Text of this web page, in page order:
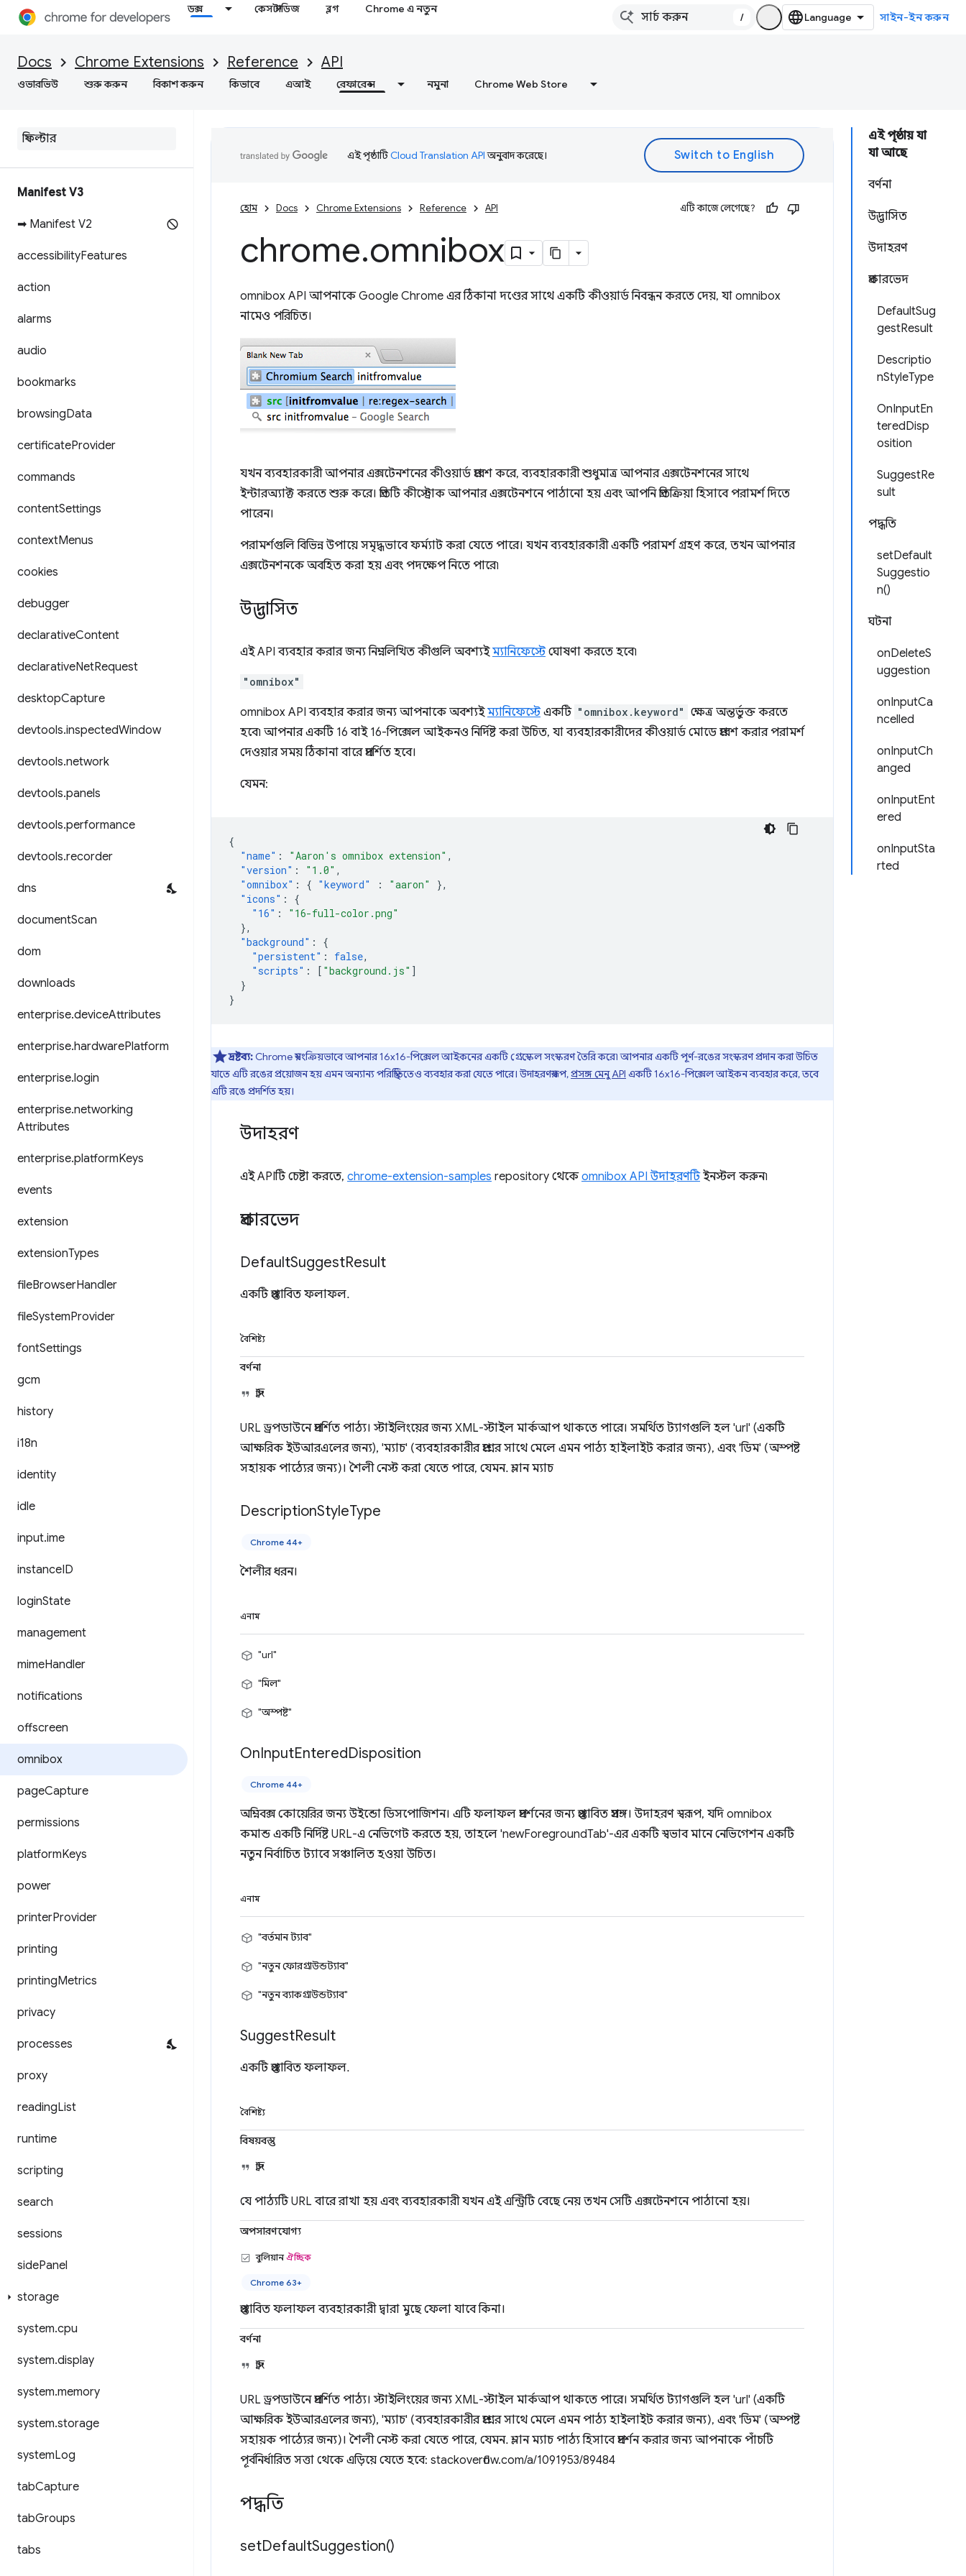
ডক্স কেস স্টাডিজ ব্লগ Chrome এ নতুন
/ সাইন-ইন করুন
Docs Chrome Extensions Reference API
ওভারভিউ শুরু করুন বিকাশ করুন কিভাবে এআই রেফারেন্স নমুনা Chrome Web Store
Manifest V3
➡ Manifest V2
accessibilityFeatures
action
alarms
audio
bookmarks
browsingData
certificateProvider
commands
contentSettings
contextMenus
cookies
debugger
declarativeContent
declarativeNetRequest
desktopCapture
devtools.inspectedWindow
devtools.network
devtools.panels
devtools.performance
devtools.recorder
dns
documentScan
dom
downloads
enterprise.deviceAttributes
enterprise.hardwarePlatform
enterprise.login
enterprise.networking
Attributes
enterprise.platformKeys
events
extension
extensionTypes
fileBrowserHandler
fileSystemProvider
fontSettings
gcm
history
i18n
identity
idle
input.ime
instanceID
loginState
management
mimeHandler
notifications
offscreen
omnibox
pageCapture
permissions
platformKeys
power
printerProvider
printing
printingMetrics
privacy
processes
proxy
readingList
runtime
scripting
search
sessions
sidePanel
storage
system.cpu
system.display
system.memory
system.storage
systemLog
tabCapture
tabGroups
tabs
এই পৃষ্ঠায় যা
যা আছে
বর্ণনা
উদ্ভাসিত
উদাহরণ
প্রকারভেদ
DefaultSug
gestResult
Descriptio
nStyleType
OnInputEn
teredDisp
osition
SuggestRe
sult
পদ্ধতি
setDefault
Suggestio
n()
ঘটনা
onDeleteS
uggestion
onInputCa
ncelled
onInputCh
anged
onInputEnt
ered
onInputSta
rted
এই পৃষ্ঠাটিCloud Translation APIঅনুবাদ করেছে।
হোম Docs Chrome Extensions Reference API এটি কাজে লেগেছে?
chrome.omnibox
omnibox API আপনাকে Google Chrome এর ঠিকানা দণ্ডের সাথে একটি কীওয়ার্ড নিবন্ধন করতে দেয়, যা omnibox
নামেও পরিচিত।
যখন ব্যবহারকারী আপনার এক্সটেনশনের কীওয়ার্ড প্রবেশ করে, ব্যবহারকারী শুধুমাত্র আপনার এক্সটেনশনের সাথে
ইন্টারঅ্যাক্ট করতে শুরু করে। প্রতিটি কীস্ট্রোক আপনার এক্সটেনশনে পাঠানো হয় এবং আপনি প্রতিক্রিয়া হিসাবে পরামর্শ দিতে
পারেন।
পরামর্শগুলি বিভিন্ন উপায়ে সমৃদ্ধভাবে ফর্ম্যাট করা যেতে পারে। যখন ব্যবহারকারী একটি পরামর্শ গ্রহণ করে, তখন আপনার
এক্সটেনশনকে অবহিত করা হয় এবং পদক্ষেপ নিতে পারে৷
উদ্ভাসিত
এই API ব্যবহার করার জন্য নিম্নলিখিত কীগুলি অবশ্যইম্যানিফেস্টেঘোষণা করতে হবে৷
"omnibox"
omnibox API ব্যবহার করার জন্য আপনাকে অবশ্যইম্যানিফেস্টেএকটি "omnibox.keyword" ক্ষেত্র অন্তর্ভুক্ত করতে
হবে৷ আপনার একটি 16 বাই 16-পিক্সেল আইকনও নির্দিষ্ট করা উচিত, যা ব্যবহারকারীদের কীওয়ার্ড মোডে প্রবেশ করার পরামর্শ
দেওয়ার সময় ঠিকানা বারে প্রদর্শিত হবে।
যেমন:
{
"name" : "Aaron's omnibox extension" ,
"version" : "1.0" ,
"omnibox" : { "keyword" : "aaron"
},
"icons" :
{
"16" :
"16-full-color.png"
},
"background" :
{
"persistent" : false,
"scripts" : [ "background.js" ]
}
}
দ্রষ্টব্য: Chrome স্বয়ংক্রিয়ভাবে আপনার 16x16-পিক্সেল আইকনের একটি গ্রেস্কেল সংস্করণ তৈরি করে৷ আপনার একটি পূর্ণ-রঙের সংস্করণ প্রদান করা উচিত
যাতে এটি রঙের প্রয়োজন হয় এমন অন্যান্য পরিস্থিতিতেও ব্যবহার করা যেতে পারে। উদাহরণস্বরূপ,প্রসঙ্গ মেনু API একটি 16x16-পিক্সেল আইকন ব্যবহার করে, তবে
এটি রঙে প্রদর্শিত হয়।
উদাহরণ
এই APIটি চেষ্টা করতে, chrome-extension-samples repository থেকেomnibox API উদাহরণটিইনস্টল করুন৷
প্রকারভেদ
DefaultSuggestResult
একটি প্রস্তাবিত ফলাফল.
বৈশিষ্ট্য
বর্ণনা
স্ট্রিং
URL ড্রপডাউনে প্রদর্শিত পাঠ্য। স্টাইলিংয়ের জন্য XML-স্টাইল মার্কআপ থাকতে পারে। সমর্থিত ট্যাগগুলি হল 'url' (একটি
আক্ষরিক ইউআরএলের জন্য), 'ম্যাচ' (ব্যবহারকারীর প্রশ্নের সাথে মেলে এমন পাঠ্য হাইলাইট করার জন্য), এবং 'ডিম' (অস্পষ্ট
সহায়ক পাঠ্যের জন্য)। শৈলী নেস্ট করা যেতে পারে, যেমন. ম্লান ম্যাচ
DescriptionStyleType
Chrome 44+
শৈলীর ধরন।
এনাম
"url"
"মিল"
"অস্পষ্ট"
OnInputEnteredDisposition
Chrome 44+
অম্নিবক্স কোয়েরির জন্য উইন্ডো ডিসপোজিশন। এটি ফলাফল প্রদর্শনের জন্য প্রস্তাবিত প্রসঙ্গ। উদাহরণ স্বরূপ, যদি omnibox
কমান্ড একটি নির্দিষ্ট URL-এ নেভিগেট করতে হয়, তাহলে 'newForegroundTab'-এর একটি স্বভাব মানে নেভিগেশন একটি
নতুন নির্বাচিত ট্যাবে সঞ্চালিত হওয়া উচিত।
এনাম
"বর্তমান ট্যাব"
"নতুন ফোরগ্রাউন্ডট্যাব"
"নতুন ব্যাকগ্রাউন্ডট্যাব"
SuggestResult
একটি প্রস্তাবিত ফলাফল.
বৈশিষ্ট্য
বিষয়বস্তু
স্ট্রিং
যে পাঠ্যটি URL বারে রাখা হয় এবং ব্যবহারকারী যখন এই এন্ট্রিটি বেছে নেয় তখন সেটি এক্সটেনশনে পাঠানো হয়।
অপসারণযোগ্য
বুলিয়ানঐচ্ছিক
Chrome 63+
প্রস্তাবিত ফলাফল ব্যবহারকারী দ্বারা মুছে ফেলা যাবে কিনা।
বর্ণনা
স্ট্রিং
URL ড্রপডাউনে প্রদর্শিত পাঠ্য। স্টাইলিংয়ের জন্য XML-স্টাইল মার্কআপ থাকতে পারে। সমর্থিত ট্যাগগুলি হল 'url' (একটি
আক্ষরিক ইউআরএলের জন্য), 'ম্যাচ' (ব্যবহারকারীর প্রশ্নের সাথে মেলে এমন পাঠ্য হাইলাইট করার জন্য), এবং 'ডিম' (অস্পষ্ট
সহায়ক পাঠ্যের জন্য)। শৈলী নেস্ট করা যেতে পারে, যেমন. ম্লান ম্যাচ পাঠ্য হিসাবে প্রদর্শন করার জন্য আপনাকে পাঁচটি
পূর্বনির্ধারিত সত্তা থেকে এড়িয়ে যেতে হবে: stackoverflow.com/a/1091953/89484
পদ্ধতি
setDefaultSuggestion()